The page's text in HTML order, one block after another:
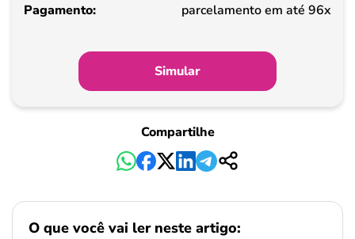
parcelamento em até 96x
Simular
Compartilhe
O que você vai ler neste artigo: